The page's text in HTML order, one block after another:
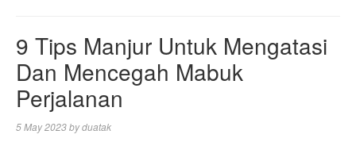
9 Tips Manjur Untuk Mengatasi
Dan Mencegah Mabuk
Perjalanan
5 May 2023byduatak